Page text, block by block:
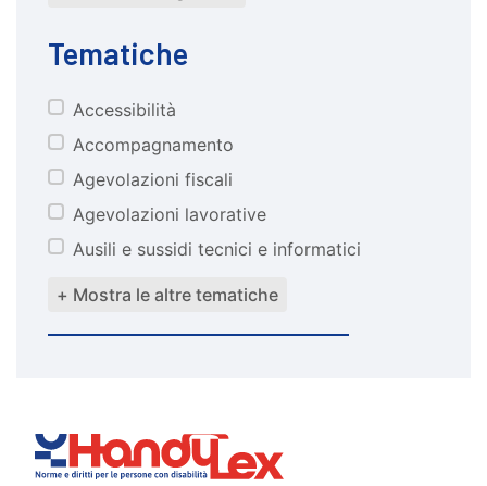
Tematiche
tematiche
Accessibilità
Accompagnamento
Agevolazioni fiscali
Agevolazioni lavorative
Ausili e sussidi tecnici e informatici
+ Mostra le altre tematiche